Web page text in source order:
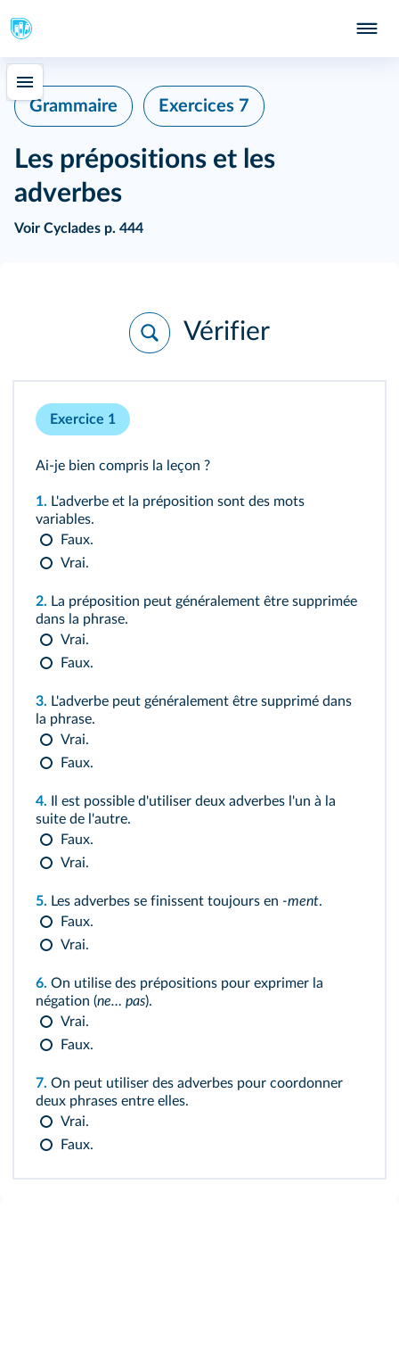
Grammaire Exercices 7
Les prépositions et les
adverbes
Voir Cyclades p. 444
Vérifier
Exercice 1
Ai-je bien compris la leçon ?
1. L'adverbe et la préposition sont des mots
variables.
Faux.
Vrai.
2. La préposition peut généralement être supprimée
dans la phrase.
Vrai.
Faux.
3. L'adverbe peut généralement être supprimé dans
la phrase.
Vrai.
Faux.
4. Il est possible d'utiliser deux adverbes l'un à la
suite de l'autre.
Faux.
Vrai.
5. Les adverbes se finissent toujours en -ment.
Faux.
Vrai.
6. On utilise des prépositions pour exprimer la
négation (ne… pas).
Vrai.
Faux.
7. On peut utiliser des adverbes pour coordonner
deux phrases entre elles.
Vrai.
Faux.